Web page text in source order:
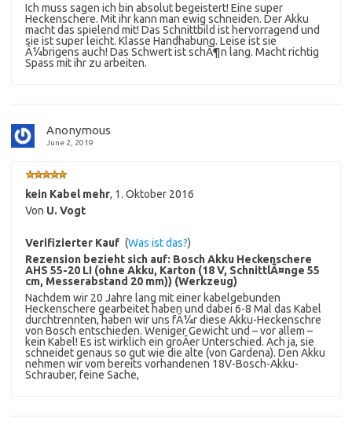
Ich muss sagen ich bin absolut begeistert! Eine super
Heckenschere. Mit ihr kann man ewig schneiden. Der Akku
macht das spielend mit! Das Schnittbild ist hervorragend und
sie ist super leicht. Klasse Handhabung. Leise ist sie
Ã¼brigens auch! Das Schwert ist schÃ¶n lang. Macht richtig
Spass mit ihr zu arbeiten.
Anonymous
June 2, 2019
kein Kabel mehr, 1. Oktober 2016
Von U. Vogt
Verifizierter Kauf (Was ist das?)
Rezension bezieht sich auf: Bosch Akku Heckenschere
AHS 55-20 LI (ohne Akku, Karton (18 V, SchnittlÃ¤nge 55
cm, Messerabstand 20 mm)) (Werkzeug)
Nachdem wir 20 Jahre lang mit einer kabelgebunden
Heckenschere gearbeitet haben und dabei 6-8 Mal das Kabel
durchtrennten, haben wir uns fÃ¼r diese Akku-Heckenschre
von Bosch entschieden. Weniger Gewicht und – vor allem –
kein Kabel! Es ist wirklich ein groÃer Unterschied. Ach ja, sie
schneidet genaus so gut wie die alte (von Gardena). Den Akku
nehmen wir vom bereits vorhandenen 18V-Bosch-Akku-
Schrauber, feine Sache,